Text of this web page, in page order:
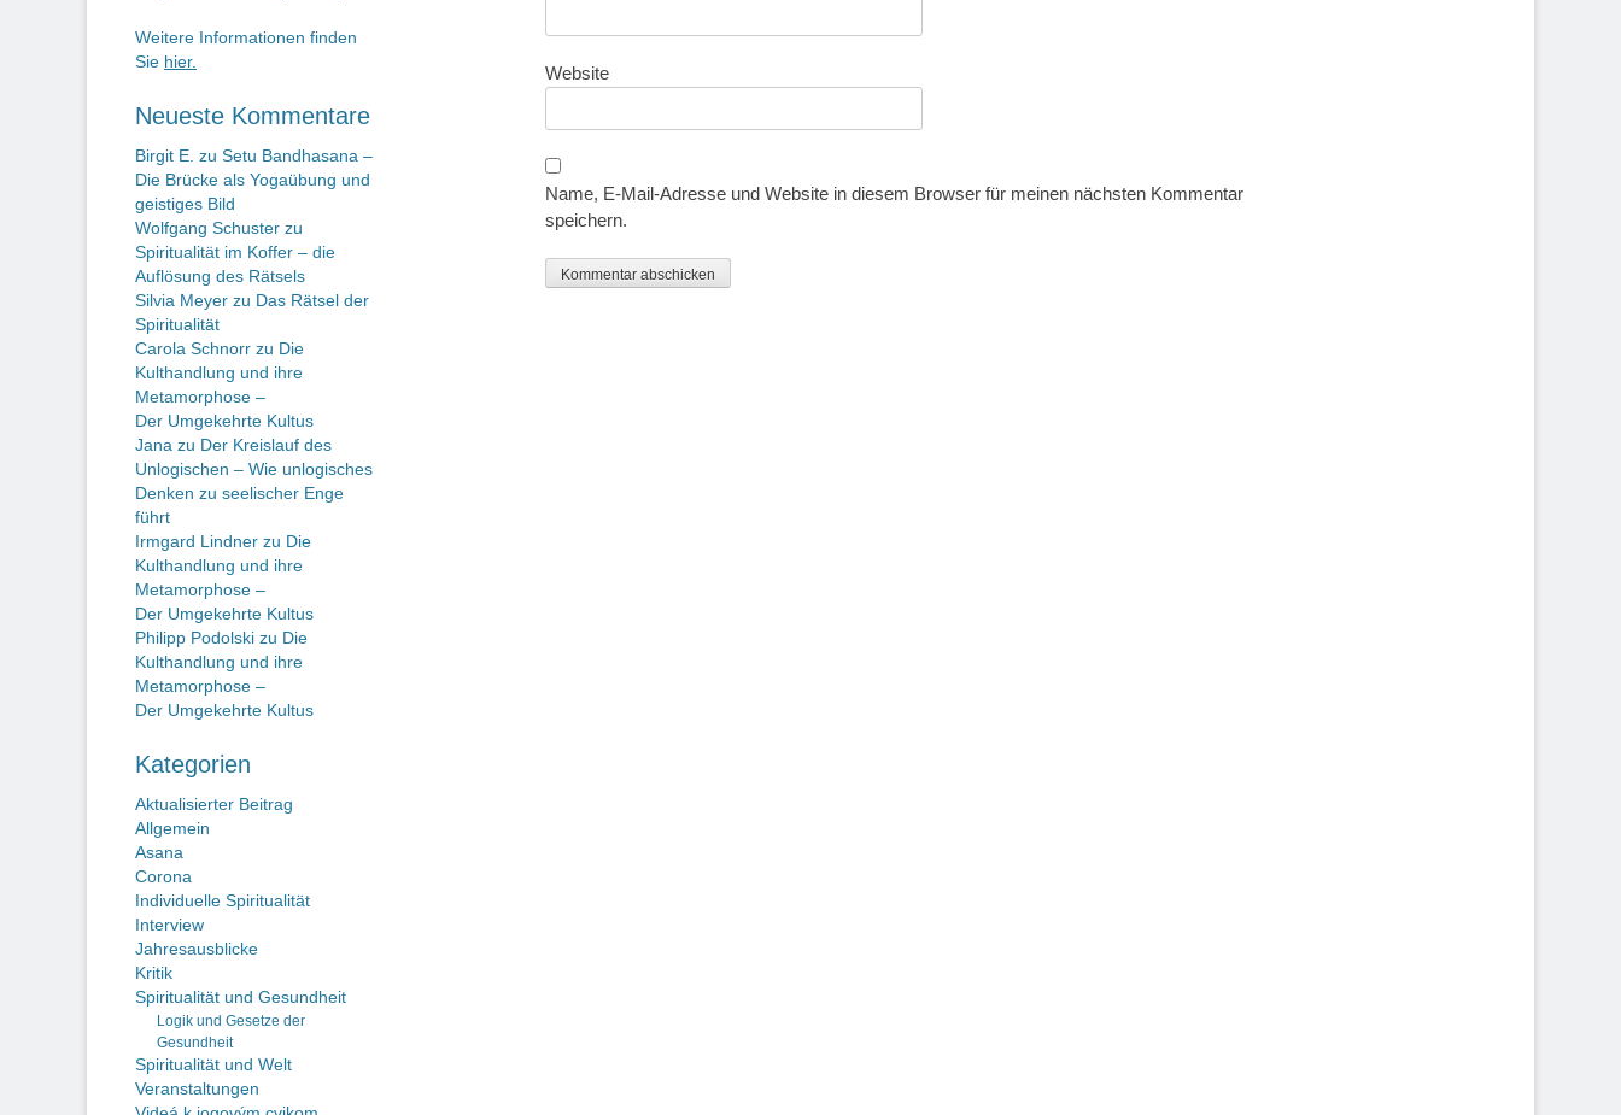
Website
Name, E-Mail-Adresse und Website in diesem Browser für meinen nächsten Kommentar
speichern.
Weitere Informationen finden
Sie hier.
Neueste Kommentare
Birgit E. zu Setu Bandhasana –
Die Brücke als Yogaübung und
geistiges Bild
Wolfgang Schuster zu
Spiritualität im Koffer – die
Auflösung des Rätsels
Silvia Meyer zu Das Rätsel der
Spiritualität
Carola Schnorr zu Die
Kulthandlung und ihre
Metamorphose –
Der Umgekehrte Kultus
Jana zu Der Kreislauf des
Unlogischen – Wie unlogisches
Denken zu seelischer Enge
führt
Irmgard Lindner zu Die
Kulthandlung und ihre
Metamorphose –
Der Umgekehrte Kultus
Philipp Podolski zu Die
Kulthandlung und ihre
Metamorphose –
Der Umgekehrte Kultus
Kategorien
Aktualisierter Beitrag
Allgemein
Asana
Corona
Individuelle Spiritualität
Interview
Jahresausblicke
Kritik
Spiritualität und Gesundheit
Logik und Gesetze der
Gesundheit
Spiritualität und Welt
Veranstaltungen